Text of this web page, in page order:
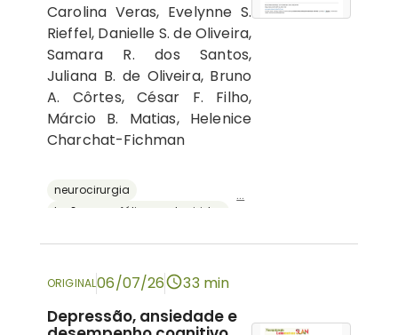
Carolina Veras, Evelynne S.
Rieffel, Danielle S. de Oliveira,
Samara R. dos Santos,
Juliana B. de Oliveira, Bruno
A. Côrtes, César F. Filho,
Márcio B. Matias, Helenice
Charchat-Fichman
neurocirurgia
bateria breve de rastreio cognitivo
...
ORIGINAL06/07/26 33 min
Depressão, ansiedade e